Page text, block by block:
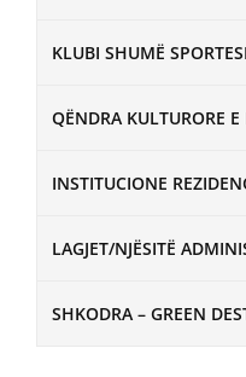
KLUBI SHUMË
QËNDRA KULTURORE E
INSTITUCIONE
LAGJET/NJËSITË
SHKODRA – GREEN